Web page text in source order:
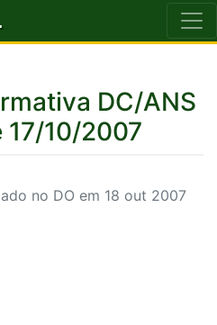
DC/ANS
17/10/2007
no DO em 18 out 2007